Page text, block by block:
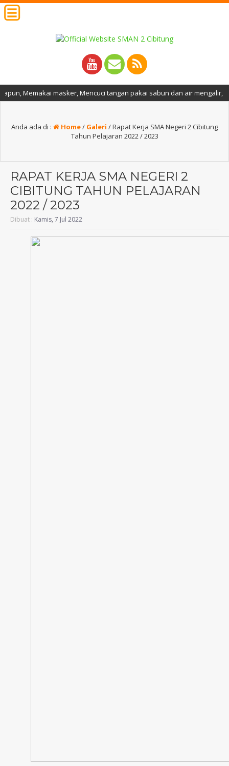
Mencuci tangan pakai sabun dan air mengalir, Menjaga
Anda ada di : Home/ Galeri /Rapat Kerja SMA Negeri 2 Cibitung
Tahun Pelajaran 2022 / 2023
RAPAT KERJA SMA NEGERI 2
CIBITUNG TAHUN PELAJARAN
2022 / 2023
Dibuat : Kamis, 7 Jul 2022